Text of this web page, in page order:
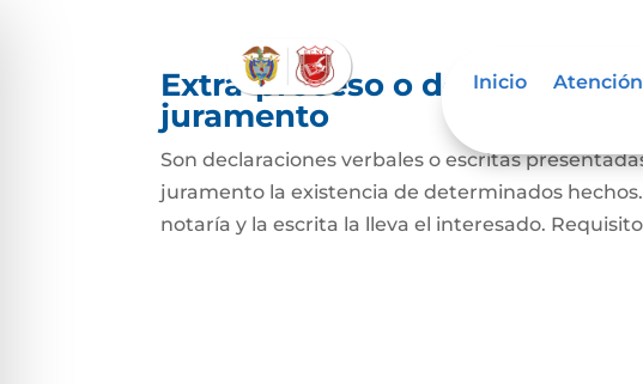
Inicio
Extra-proceso o declaración
juramento
Son declaraciones verbales o escritas
juramento la existencia de determinados
notaría y la escrita la lleva el interesado.